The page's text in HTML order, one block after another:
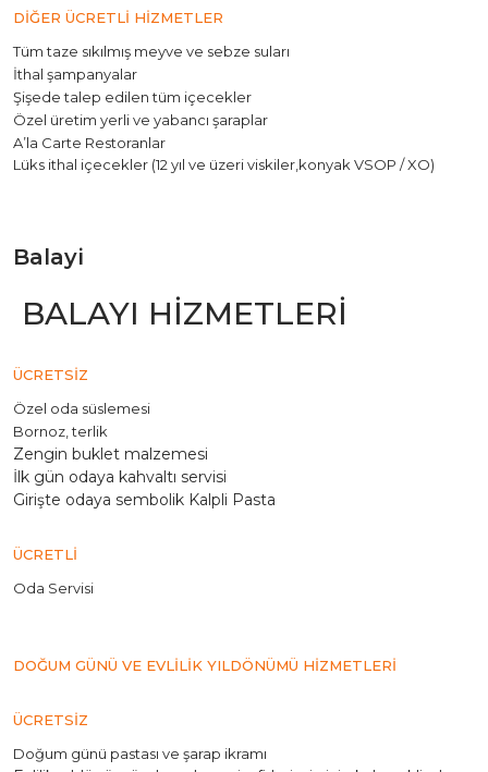
DİĞER ÜCRETLİ HİZMETLER
Tüm taze sıkılmış meyve ve sebze suları
İthal şampanyalar
Şişede talep edilen tüm içecekler
Özel üretim yerli ve yabancı şaraplar
A’la Carte Restoranlar
Lüks ithal içecekler (12 yıl ve üzeri viskiler, konyak VSOP / XO)
Balayi
BALAYI HİZMETLERİ
ÜCRETSİZ
Özel oda süslemesi
Bornoz, terlik
Zengin buklet malzemesi
İlk gün odaya kahvaltı servisi
Girişte odaya sembolik Kalpli Pasta
ÜCRETLİ
Oda Servisi
DOĞUM GÜNÜ VE EVLİLİK YILDÖNÜMÜ HİZMETLERİ
ÜCRETSİZ
Doğum günü pastası ve şarap ikramı